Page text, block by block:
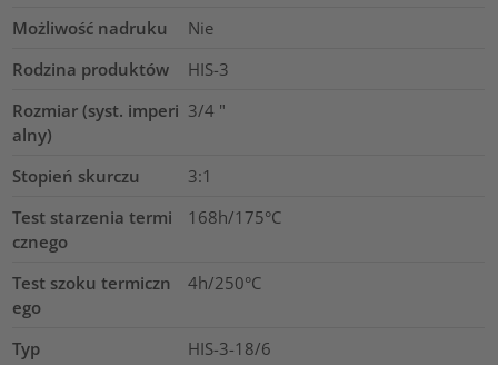
Możliwość nadruku
Nie
Rodzina produktów
HIS-3
Rozmiar (syst. imperi
alny)
3/4 "
Stopień skurczu
3:1
Test starzenia termi
cznego
168h/175°C
Test szoku termiczn
ego
4h/250°C
Typ
HIS-3-18/6